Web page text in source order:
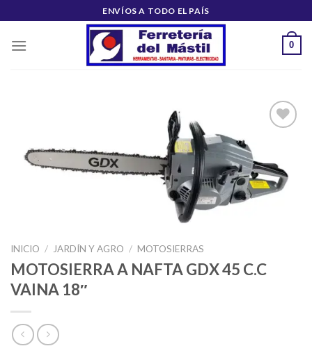
al
contenido
ENVÍOS A TODO EL PAÍS
0
Añadir
a la
lista de
INICIO / JARDÍN Y AGRO / MOTOSIERRAS
MOTOSIERRA A NAFTA GDX 45 C.C
VAINA 18″